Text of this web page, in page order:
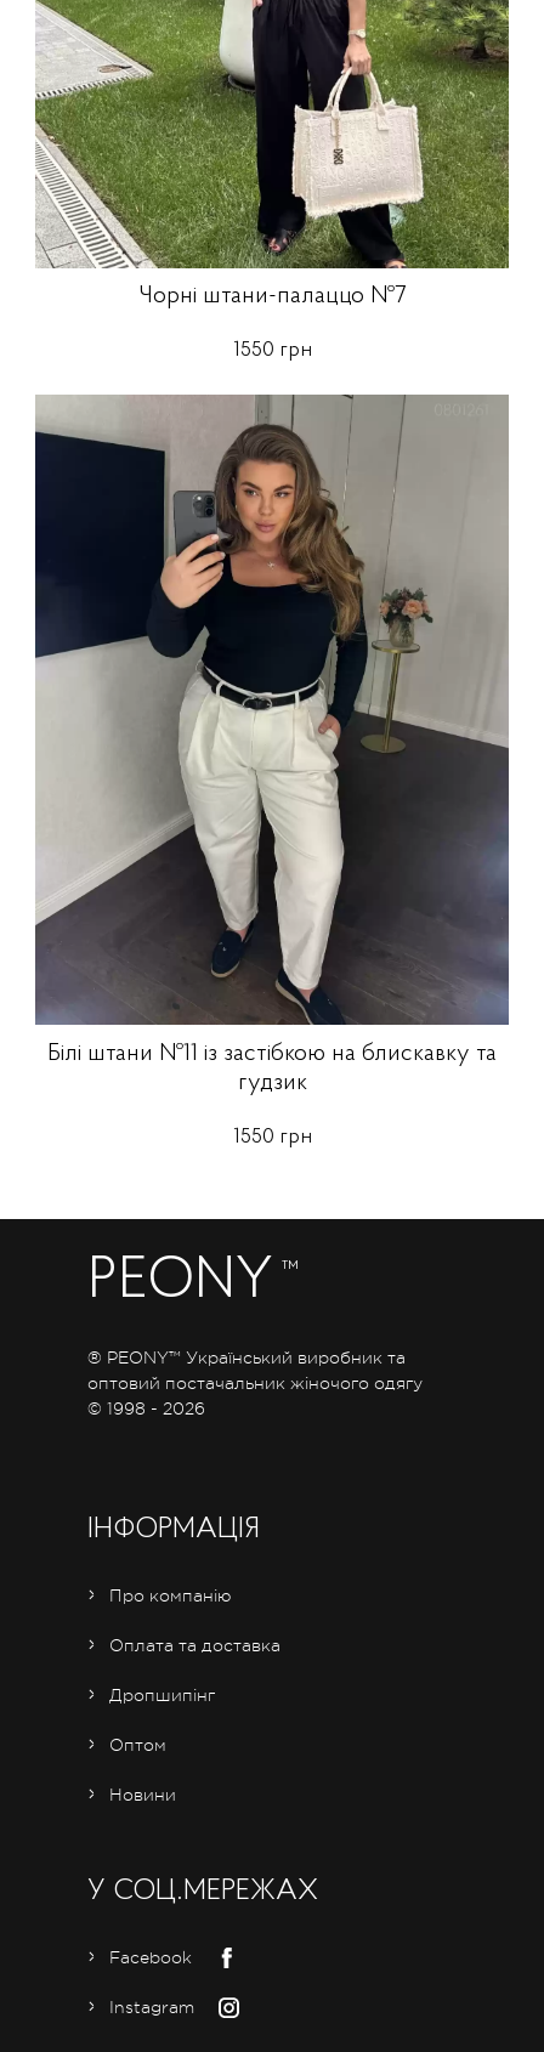
Чорні штани-палаццо №7
1550 грн
Білі штани №11 із застібкою на блискавку та
гудзик
1550 грн
PEONY ™
® PEONY™ Український виробник та
оптовий постачальник жіночого одягу
© 1998 - 2026
ІНФОРМАЦІЯ
Про компанію
Оплата та доставка
Дропшипінг
Оптом
Новини
У СОЦ.МЕРЕЖАХ
Facebook
Instagram